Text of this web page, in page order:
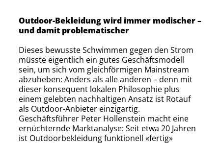
Outdoor-Bekleidung wird immer modischer –
und damit problematischer
Dieses bewusste Schwimmen gegen den Strom
müsste eigentlich ein gutes Geschäftsmodell
sein, um sich vom gleichförmigen Mainstream
abzuheben: Anders als alle anderen – denn mit
dieser konsequent lokalen Philosophie plus
einem gelebten nachhaltigen Ansatz ist Rotauf
als Outdoor-Anbieter einzigartig.
Geschäftsführer Peter Hollenstein macht eine
ernüchternde Marktanalyse: Seit etwa 20 Jahren
ist Outdoorbekleidung funktionell «fertig»